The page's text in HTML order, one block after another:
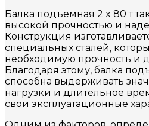
Балка подъемная 2 x 80 т
высокой прочностью и
Конструкция
специальных сталей,
необходимую прочность и
Благодаря этому, балка
способна выдерживать
нагрузки и длительное
свои эксплуатационные